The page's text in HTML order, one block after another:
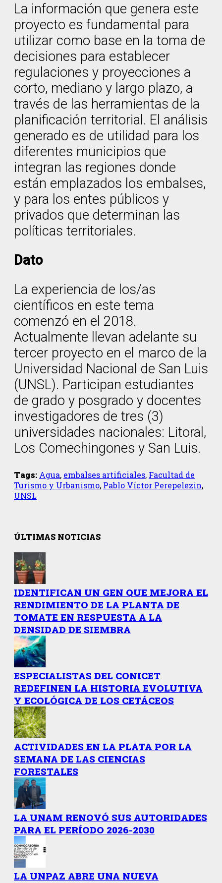
La información que genera este
proyecto es fundamental para
utilizar como base en la toma de
decisiones para establecer
regulaciones y proyecciones a
corto, mediano y largo plazo, a
través de las herramientas de la
planificación territorial. El análisis
generado es de utilidad para los
diferentes municipios que
integran las regiones donde
están emplazados los embalses,
y para los entes públicos y
privados que determinan las
políticas territoriales.
Dato
La experiencia de los/as
científicos en este tema
comenzó en el 2018.
Actualmente llevan adelante su
tercer proyecto en el marco de la
Universidad Nacional de San Luis
(UNSL). Participan estudiantes
de grado y posgrado y docentes
investigadores de tres (3)
universidades nacionales: Litoral,
Los Comechingones y San Luis.
Tags: Agua, embalses artificiales, Facultad de
Turismo y Urbanismo, Pablo Víctor Perepelezin,
UNSL
ÚLTIMAS NOTICIAS
IDENTIFICAN UN GEN QUE MEJORA EL
RENDIMIENTO DE LA PLANTA DE
TOMATE EN RESPUESTA A LA
DENSIDAD DE SIEMBRA
ESPECIALISTAS DEL CONICET
REDEFINEN LA HISTORIA EVOLUTIVA
Y ECOLÓGICA DE LOS CETÁCEOS
ACTIVIDADES EN LA PLATA POR LA
SEMANA DE LAS CIENCIAS
FORESTALES
LA UNAM RENOVÓ SUS AUTORIDADES
PARA EL PERÍODO 2026-2030
LA UNPAZ ABRE UNA NUEVA